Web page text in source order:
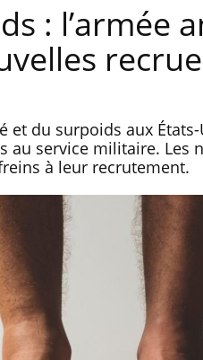
: l’armée
et du surpoids aux
service militaire. Les
à leur recrutement.
La sieste empêche-
de dormir la nuit ?